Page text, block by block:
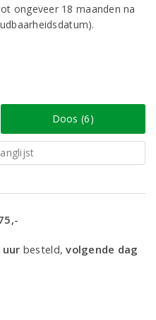
ongeveer 18 maanden na
Doos (6)
uur besteld,volgende dag